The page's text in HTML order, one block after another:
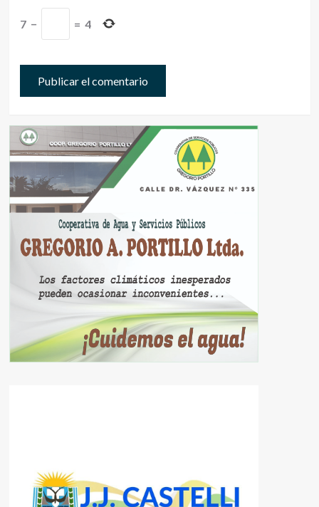
7 − = 4